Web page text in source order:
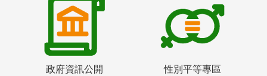
政府資訊公開 性別平等專區